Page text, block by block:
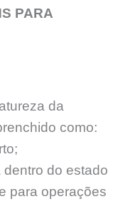
PARA
da
como:
do estado
para operações